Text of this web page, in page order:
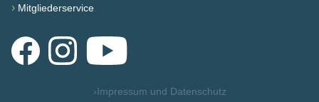
› Mitgliederservice
FacebookInstagramYouTube
›Impressum und Datenschutz